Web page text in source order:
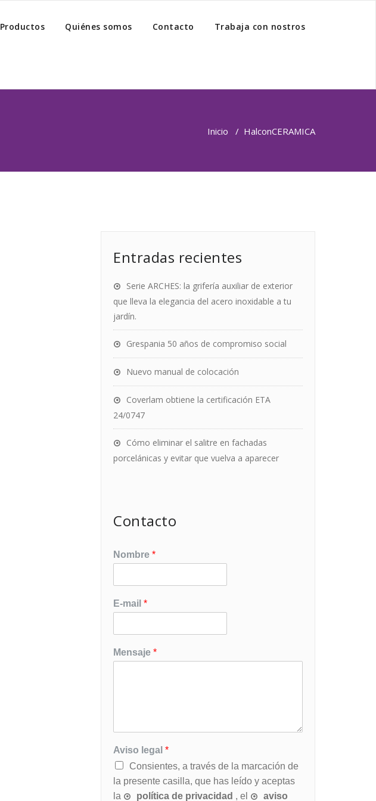
Productos Quiénes somos Contacto Trabaja con nostros
Inicio / HalconCERAMICA
Entradas recientes
Serie ARCHES: la grifería auxiliar de exterior
que lleva la elegancia del acero inoxidable a tu
jardín.
Grespania 50 años de compromiso social
Nuevo manual de colocación
Coverlam obtiene la certificación ETA
24/0747
Cómo eliminar el salitre en fachadas
porcelánicas y evitar que vuelva a aparecer
Contacto
Nombre *
E-mail *
Mensaje *
Aviso legal *
Consientes, a través de la marcación de
la presente casilla, que has leído y aceptas
la
política de privacidad , el aviso